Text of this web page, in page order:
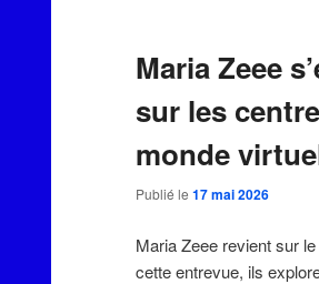
Maria Zeee
sur les
monde
Publié le 17 mai 2026
Maria Zeee revient sur
cette entrevue, ils